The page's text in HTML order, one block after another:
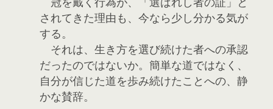
されてきた理由も、今なら少し分かる気が
する。
それは、生き方を選び続けた者への承認
だったのではないか。簡単な道ではなく、
自分が信じた道を歩み続けたことへの、静
かな賛辞。